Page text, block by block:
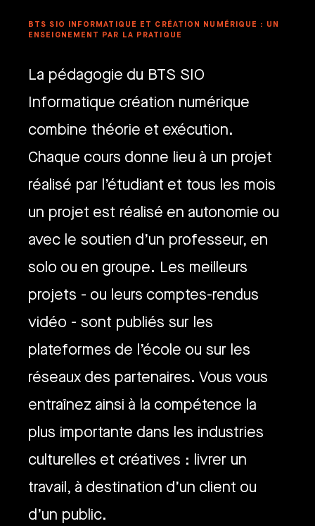
BTS SIO INFORMATIQUE ET CRÉATION NUMÉRIQUE : UN
ENSEIGNEMENT PAR LA PRATIQUE
La pédagogie du BTS SIO
Informatique création numérique
combine théorie et exécution.
Chaque cours donne lieu à un projet
réalisé par l’étudiant et tous les mois
un projet est réalisé en autonomie ou
avec le soutien d’un professeur, en
solo ou en groupe. Les meilleurs
projets - ou leurs comptes-rendus
vidéo - sont publiés sur les
plateformes de l’école ou sur les
réseaux des partenaires. Vous vous
entraînez ainsi à la compétence la
plus importante dans les industries
culturelles et créatives : livrer un
travail, à destination d’un client ou
d’un public.